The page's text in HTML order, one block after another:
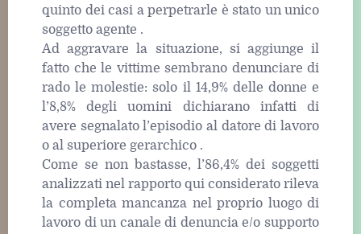
quinto dei casi a perpetrarle è stato un unico
soggetto agente .
Ad aggravare la situazione, si aggiunge il
fatto che le vittime sembrano denunciare di
rado le molestie: solo il 14,9% delle donne e
l’8,8% degli uomini dichiarano infatti di
avere segnalato l’episodio al datore di lavoro
o al superiore gerarchico .
Come se non bastasse, l’86,4% dei soggetti
analizzati nel rapporto qui considerato rileva
la completa mancanza nel proprio luogo di
lavoro di un canale di denuncia e/o supporto